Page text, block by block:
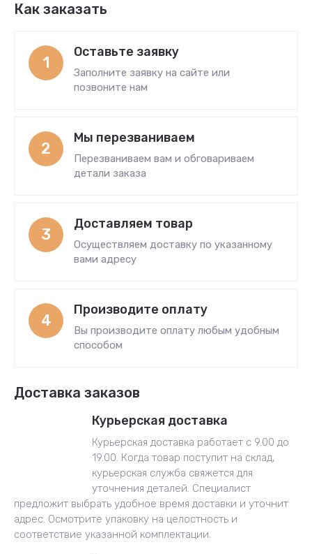
Как заказать
1
Оставьте заявку
Заполните заявку на сайте или
позвоните нам
2
Мы перезваниваем
Перезваниваем вам и обговариваем
детали заказа
3
Доставляем товар
Осуществляем доставку по указанному
вами адресу
4
Производите оплату
Вы производите оплату любым удобным
способом
Доставка заказов
Курьерская доставка
Курьерская доставка работает с 9.00 до
19.00. Когда товар поступит на склад,
курьерская служба свяжется для
уточнения деталей. Специалист
предложит выбрать удобное время доставки и уточнит
адрес. Осмотрите упаковку на целостность и
соответствие указанной комплектации.